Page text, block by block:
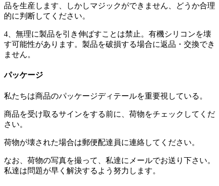
品を生産します、しかしマジックができません、どうか合理
的に判断してください。
4、無理に製品を引き伸ばすことは禁止。有機シリコンを壊
す可能性があります。製品を破損する場合に返品・交換でき
ません。
パッケージ
私たちは商品のパッケージディテールを重要視している。
商品を受け取るサインをする前に、荷物をチェックしてくだ
さい。
荷物が壊された場合は郵便配達員に連絡してください。
なお、荷物の写真を撮って、私達にメールでお送り下さい。
私達は問題が早く解決するよう努力します。